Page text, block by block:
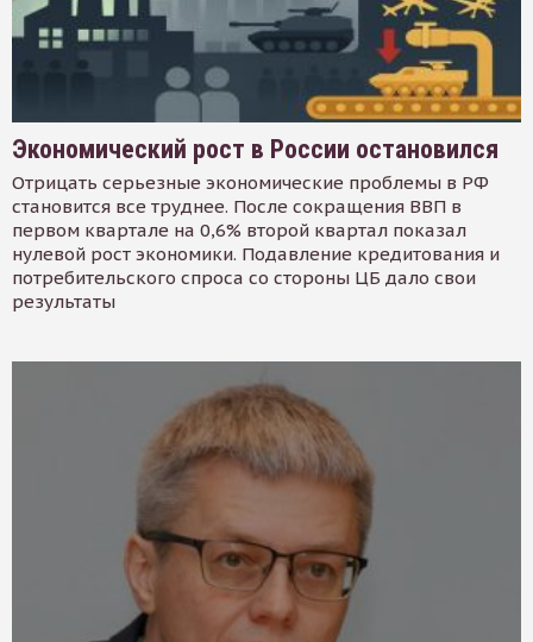
Экономический рост в России остановился
Отрицать серьезные экономические проблемы в РФ
становится все труднее. После сокращения ВВП в
первом квартале на 0,6% второй квартал показал
нулевой рост экономики. Подавление кредитования и
потребительского спроса со стороны ЦБ дало свои
результаты